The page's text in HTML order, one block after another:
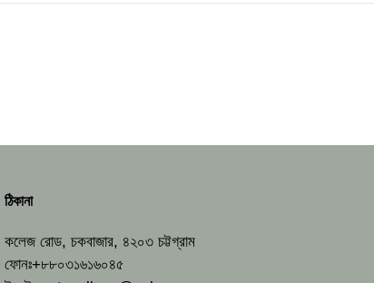
ঠিকানা
কলেজ রোড, চকবাজার, ৪২০৩ চট্টগ্রাম
ফোনঃ+৮৮০৩১৬১৬০৪৫